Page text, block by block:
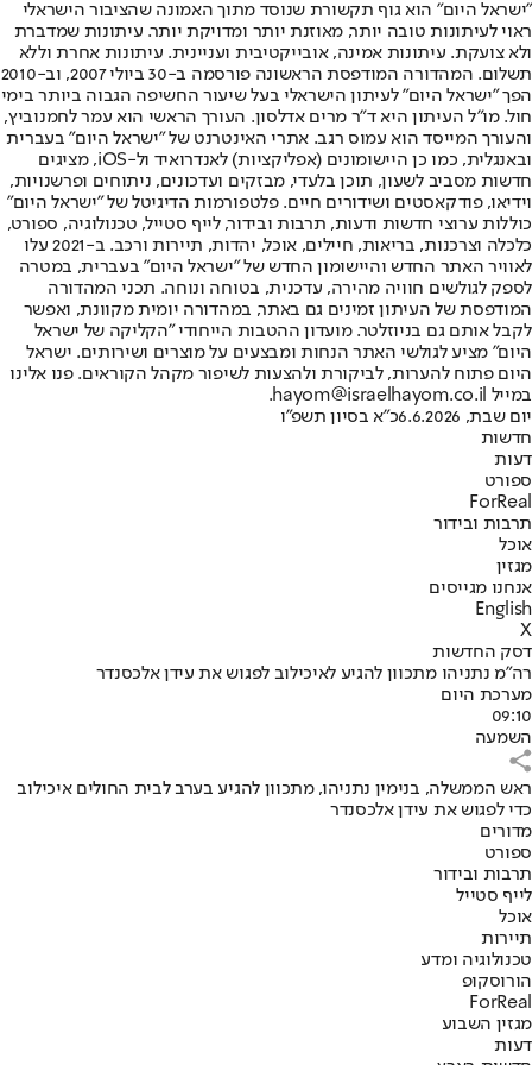
"ישראל היום" הוא גוף תקשורת שנוסד מתוך האמונה שהציבור הישראלי
ראוי לעיתונות טובה יותר, מאוזנת יותר ומדויקת יותר. עיתונות שמדברת
ולא צועקת. עיתונות אמינה, אובייקטיבית ועניינית. עיתונות אחרת וללא
תשלום. המהדורה המודפסת הראשונה פורסמה ב-30 ביולי 2007, וב-2010
הפך "ישראל היום" לעיתון הישראלי בעל שיעור החשיפה הגבוה ביותר בימי
חול. מו"ל העיתון היא ד"ר מרים אדלסון. העורך הראשי הוא עמר לחמנוביץ,
והעורך המייסד הוא עמוס רגב. אתרי האינטרנט של "ישראל היום" בעברית
ובאנגלית, כמו כן היישומונים (אפליקציות) לאנדרואיד ול-iOS, מציגים
חדשות מסביב לשעון, תוכן בלעדי, מבזקים ועדכונים, ניתוחים ופרשנויות,
וידיאו, פודקאסטים ושידורים חיים. פלטפורמות הדיגיטל של "ישראל היום"
כוללות ערוצי חדשות ודעות, תרבות ובידור, לייף סטייל, טכנולוגיה, ספורט,
כלכלה וצרכנות, בריאות, חיילים, אוכל, יהדות, תיירות ורכב. ב-2021 עלו
לאוויר האתר החדש והיישומון החדש של "ישראל היום" בעברית, במטרה
לספק לגולשים חוויה מהירה, עדכנית, בטוחה ונוחה. תכני המהדורה
המודפסת של העיתון זמינים גם באתר, במהדורה יומית מקוונת, ואפשר
לקבל אותם גם בניוזלטר. מועדון ההטבות הייחודי "הקליקה של ישראל
היום" מציע לגולשי האתר הנחות ומבצעים על מוצרים ושירותים. ישראל
היום פתוח להערות, לביקורת ולהצעות לשיפור מקהל הקוראים. פנו אלינו
במייל hayom@israelhayom.co.il.
יום שבת, 6.6.2026
כ"א בסיון תשפ"ו
חדשות
דעות
ספורט
ForReal
תרבות ובידור
אוכל
מגזין
אנחנו מגייסים
English
X
דסק החדשות
רה"מ נתניהו מתכוון להגיע לאיכילוב לפגוש את עידן אלכסנדר
מערכת היום
09:10
השמעה
ראש הממשלה, בנימין נתניהו, מתכוון להגיע בערב לבית החולים איכילוב
כדי לפגוש את עידן אלכסנדר
מדורים
ספורט
תרבות ובידור
לייף סטייל
אוכל
תיירות
טכנולוגיה ומדע
הורוסקופ
ForReal
מגזין השבוע
דעות